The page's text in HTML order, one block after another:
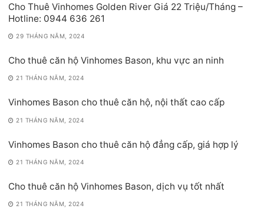
Cho Thuê Vinhomes Golden River Giá 22 Triệu/Tháng –
Hotline: 0944 636 261
29 THÁNG NĂM, 2024
Cho thuê căn hộ Vinhomes Bason, khu vực an ninh
21 THÁNG NĂM, 2024
Vinhomes Bason cho thuê căn hộ, nội thất cao cấp
21 THÁNG NĂM, 2024
Vinhomes Bason cho thuê căn hộ đẳng cấp, giá hợp lý
21 THÁNG NĂM, 2024
Cho thuê căn hộ Vinhomes Bason, dịch vụ tốt nhất
21 THÁNG NĂM, 2024